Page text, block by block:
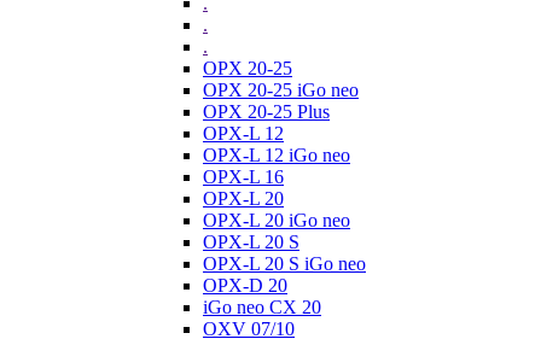
.
.
OPX 20-25
OPX 20-25 iGo neo
OPX 20-25 Plus
OPX-L 12
OPX-L 12 iGo neo
OPX-L 16
OPX-L 20
OPX-L 20 iGo neo
OPX-L 20 S
OPX-L 20 S iGo neo
OPX-D 20
iGo neo CX 20
OXV 07/10